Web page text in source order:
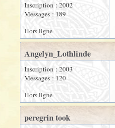
Inscription : 2002
Messages : 189
Hors ligne
Angelyn_Lothlinde
Inscription : 2003
Messages : 120
Hors ligne
peregrin took